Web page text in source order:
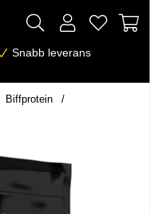
Snabb leverans
Biffprotein